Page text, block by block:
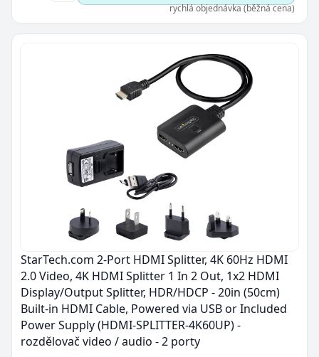
rychlá objednávka (běžná cena)
StarTech.com 2-Port HDMI Splitter, 4K 60Hz HDMI
2.0 Video, 4K HDMI Splitter 1 In 2 Out, 1x2 HDMI
Display/Output Splitter, HDR/HDCP - 20in (50cm)
Built-in HDMI Cable, Powered via USB or Included
Power Supply (HDMI-SPLITTER-4K60UP) -
rozdělovač video / audio - 2 porty